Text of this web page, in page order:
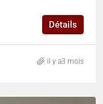
Détails
il y a3 mois